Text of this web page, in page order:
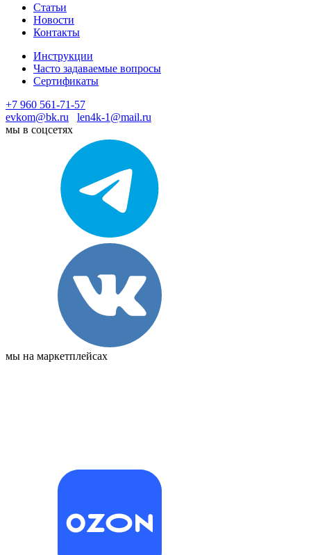
Статьи
Новости
Контакты
Инструкции
Часто задаваемые вопросы
Сертификаты
+7 960 561-71-57
evkom@bk.ru
len4k-1@mail.ru
мы в соцсетях
мы на маркетплейсах